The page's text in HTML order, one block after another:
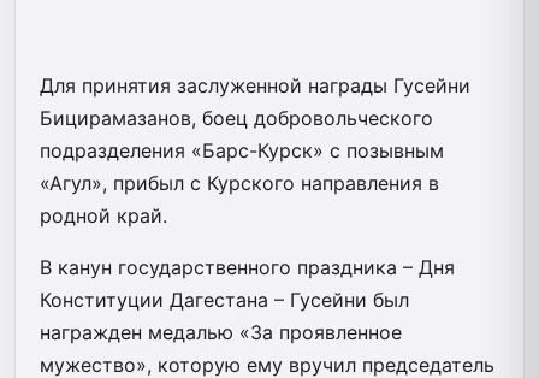
Для принятия заслуженной награды Гусейни
Бицирамазанов, боец добровольческого
подразделения «Барс-Курск» с позывным
«Агул», прибыл с Курского направления в
родной край.
В канун государственного праздника – Дня
Конституции Дагестана – Гусейни был
награжден медалью «За проявленное
мужество», которую ему вручил председатель